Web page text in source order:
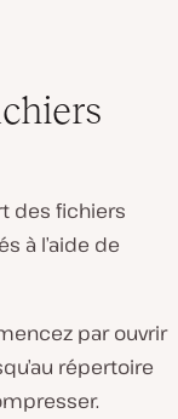
des fichiers
à l’aide de
par ouvrir
répertoire